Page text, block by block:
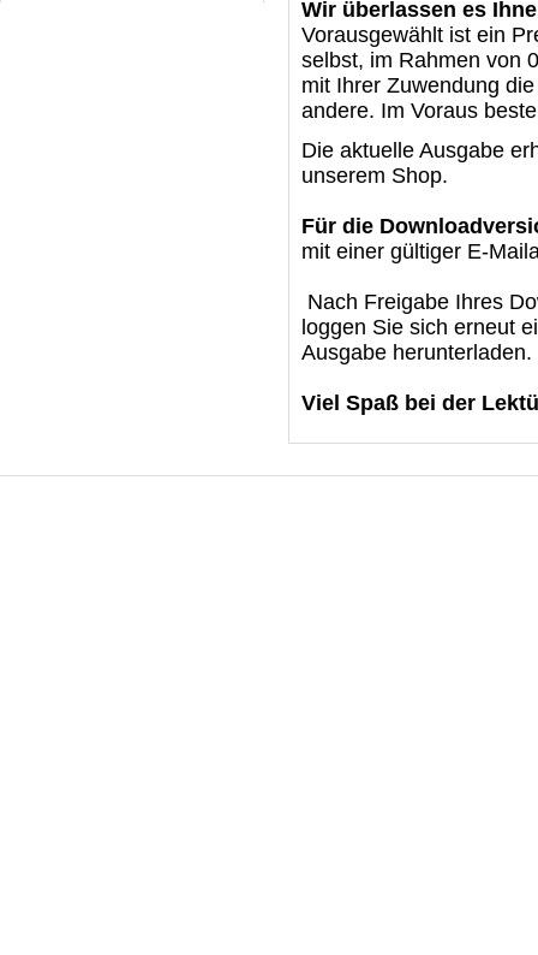
Wir überlassen es
Vorausgewählt ist ein
selbst, im Rahmen von
mit Ihrer Zuwendung
andere. Im Voraus
Die aktuelle Ausgabe
unserem Shop.
Für die
mit einer gültiger E-
Nach Freigabe Ihres
loggen Sie sich erneut
Ausgabe herunterladen.
Viel Spaß bei der